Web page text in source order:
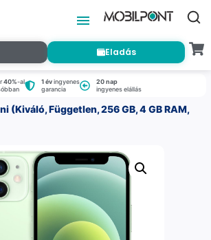
Eladás
40%-al
1 évingyenes
garancia
20 nap
ingyenes elállás
(Kiváló, Független, 256 GB, 4 GB RAM,